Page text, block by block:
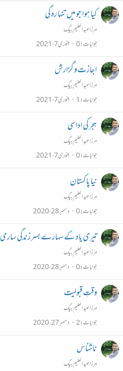
کیا ہوا جو میں تنہا رہ گی
مرزا عبدالعلیم بیگ
جوابات 0 جنوری 7، 2021
اجازت و گزارش
مرزا عبدالعلیم بیگ
جوابات 1 جنوری 7، 2021
ہجر کی اداسی
مرزا عبدالعلیم بیگ
جوابات 0 جنوری 7، 2021
نیا پاکستان
مرزا عبدالعلیم بیگ
جوابات 0 دسمبر 28، 2020
تیری یاد کے سہارے بسر زندگی ساری
مرزا عبدالعلیم بیگ
جوابات 0 دسمبر 28، 2020
وقتِ قبولیت
مرزا عبدالعلیم بیگ
جوابات 2 دسمبر 27، 2020
ناشناس
مرزا عبدالعلیم بیگ